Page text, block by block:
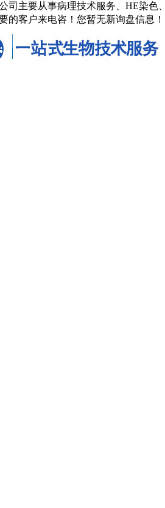
司主要从事病理技术服务、HE染
的客户来电咨！ 您暂无新询盘信息！